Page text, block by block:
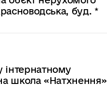
буд. *
інтернатному
школа «Натхнення»